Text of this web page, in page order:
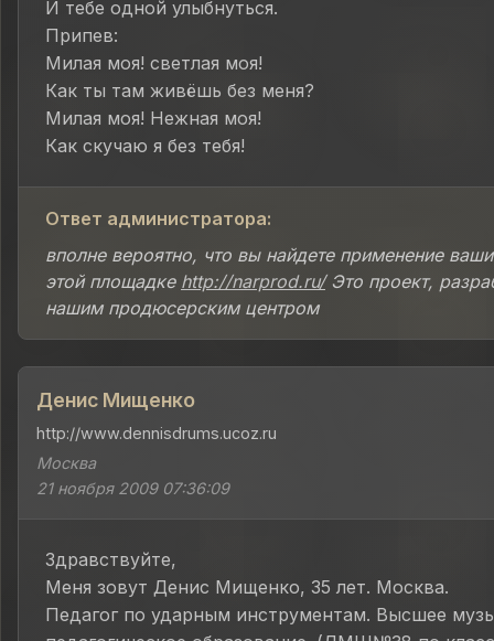
И тебе одной улыбнуться.
Припев:
Милая моя! светлая моя!
Как ты там живёшь без меня?
Милая моя! Нежная моя!
Как скучаю я без тебя!
Ответ администратора:
вполне вероятно, что вы найдете применение
этой площадке http://narprod.ru/Это проект,
нашим продюсерским центром
Денис Мищенко
http://www.dennisdrums.ucoz.ru
Москва
21 ноября 2009 07:36:09
Здравствуйте,
Меня зовут Денис Мищенко, 35 лет. Москва.
Педагог по ударным инструментам. Высшее